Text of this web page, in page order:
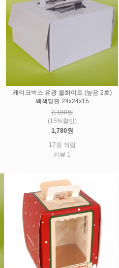
케이크박스 유광 올화이트 (높은 2호)
백색밑판 24x24x15
2,100원
(15%할인)
1,780원
17원 적립
리뷰 1